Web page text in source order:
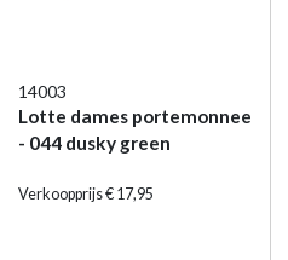
14003
Lotte dames portemonnee
- 044 dusky green
Verkoopprijs € 17,95